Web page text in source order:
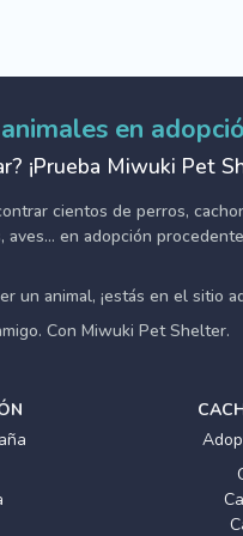
en
¡Prueba Miwuki Pet
cientos de perros,
en adopción
un animal, ¡estás en el sitio
Con Miwuki Pet Shelter.